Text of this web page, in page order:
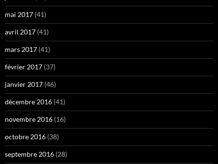
mai 2017 (41)
avril 2017 (41)
mars 2017 (41)
février 2017 (37)
janvier 2017 (46)
décembre 2016 (41)
novembre 2016 (16)
octobre 2016 (38)
septembre 2016 (28)